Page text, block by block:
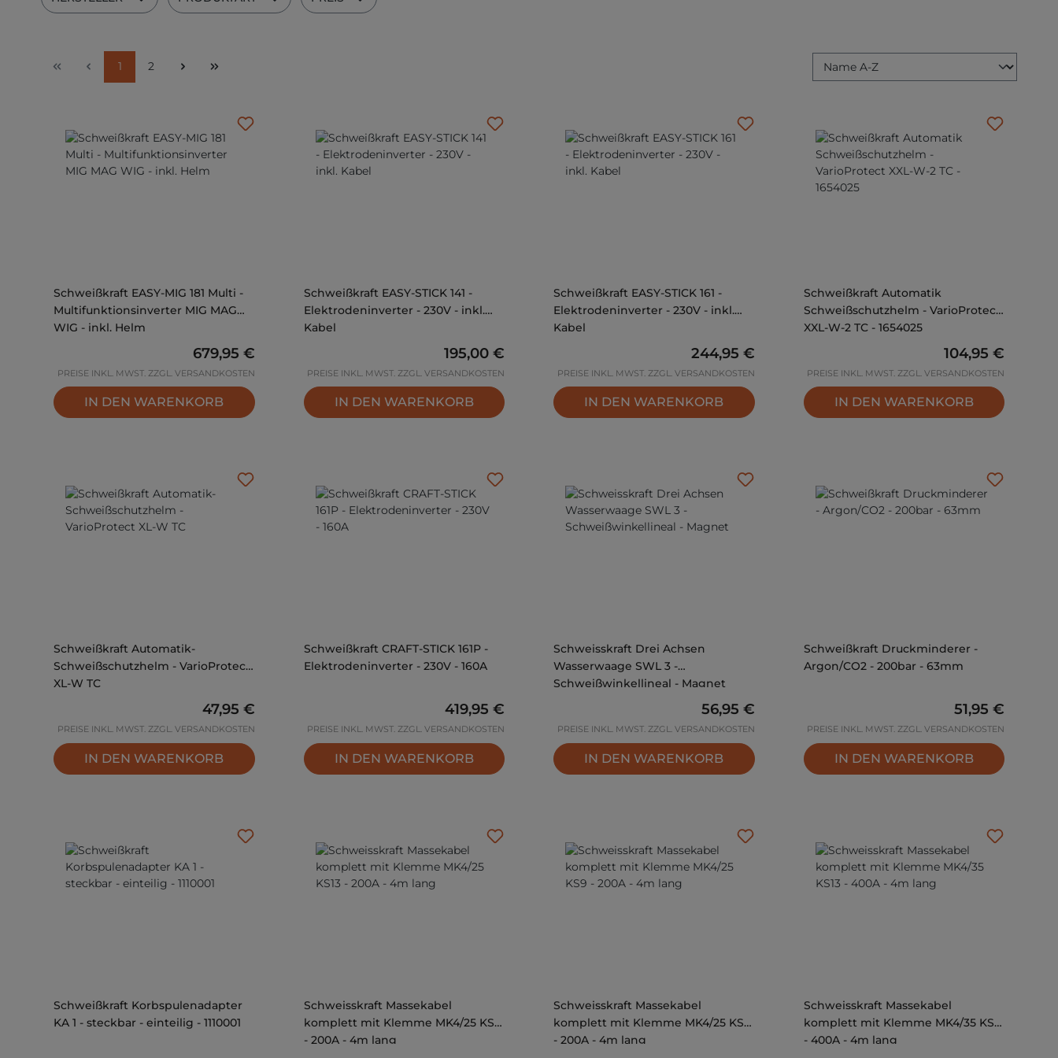
Seite
1 Seite
2
Schweißkraft EASY-MIG 181 Multi -
Multifunktionsinverter MIG MAG
WIG - inkl. Helm
Regulärer Preis:
679,95 €
PREISE INKL. MWST. ZZGL. VERSANDKOSTEN
IN DEN WARENKORB
Schweißkraft EASY-STICK 141 -
Elektrodeninverter - 230V - inkl.
Kabel
Regulärer Preis:
195,00 €
PREISE INKL. MWST. ZZGL. VERSANDKOSTEN
IN DEN WARENKORB
Schweißkraft EASY-STICK 161 -
Elektrodeninverter - 230V - inkl.
Kabel
Regulärer Preis:
244,95 €
PREISE INKL. MWST. ZZGL. VERSANDKOSTEN
IN DEN WARENKORB
Schweißkraft Automatik
Schweißschutzhelm - VarioProtect
XXL-W-2 TC - 1654025
Regulärer Preis:
104,95 €
PREISE INKL. MWST. ZZGL. VERSANDKOSTEN
IN DEN WARENKORB
Schweißkraft Automatik-
Schweißschutzhelm - VarioProtect
XL-W TC
Regulärer Preis:
47,95 €
PREISE INKL. MWST. ZZGL. VERSANDKOSTEN
IN DEN WARENKORB
Schweißkraft CRAFT-STICK 161P -
Elektrodeninverter - 230V - 160A
Regulärer Preis:
419,95 €
PREISE INKL. MWST. ZZGL. VERSANDKOSTEN
IN DEN WARENKORB
Schweisskraft Drei Achsen
Wasserwaage SWL 3 -
Schweißwinkellineal - Magnet
Regulärer Preis:
56,95 €
PREISE INKL. MWST. ZZGL. VERSANDKOSTEN
IN DEN WARENKORB
Schweißkraft Druckminderer -
Argon/CO2 - 200bar - 63mm
Regulärer
51,95 €
PREISE INKL. MWST. ZZGL. VERSANDKOSTEN
IN DEN WARENKORB
Schweißkraft Korbspulenadapter
KA 1 - steckbar - einteilig - 1110001
Schweisskraft Massekabel
komplett mit Klemme MK4/25 KS13
- 200A - 4m lang
Schweisskraft Massekabel
komplett mit Klemme MK4/25 KS9
- 200A - 4m lang
Schweisskraft Massekabel
komplett mit Klemme MK4/35 KS13
- 400A - 4m lang